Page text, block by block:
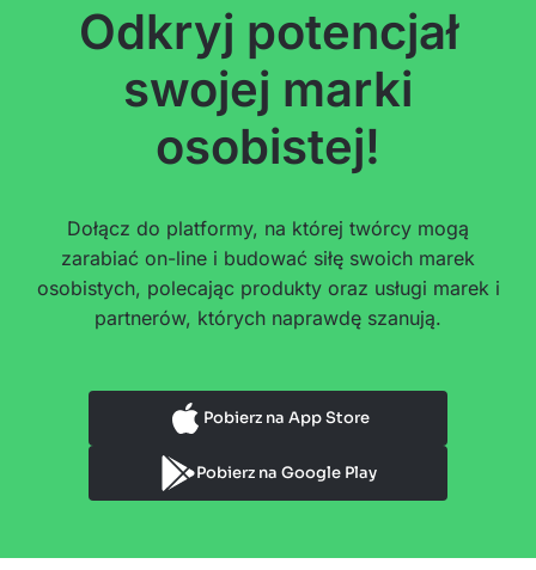
Odkryj potencjał
swojej marki
osobistej!
Dołącz do platformy, na której twórcy mogą
zarabiać on-line i budować siłę swoich marek
osobistych, polecając produkty oraz usługi marek i
partnerów, których naprawdę szanują.
Pobierz na App Store
Pobierz na Google Play